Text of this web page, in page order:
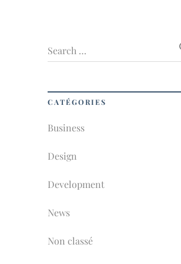
Search …
CATÉGORIES
Business
Design
Development
News
Non classé